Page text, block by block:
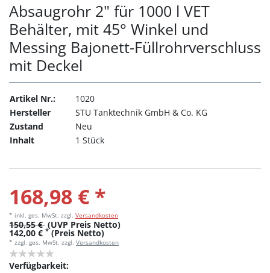
Absaugrohr 2" für 1000 l VET
Behälter, mit 45° Winkel und
Messing Bajonett-Füllrohrverschluss
mit Deckel
Artikel Nr.:
1020
Hersteller
STU Tanktechnik GmbH & Co. KG
Zustand
Neu
Inhalt
1 Stück
168,98 € *
* inkl. ges. MwSt. zzgl. Versandkosten
150,55 € (UVP Preis Netto)
142,00 € * (Preis Netto)
* zzgl. ges. MwSt. zzgl. Versandkosten
Verfügbarkeit: